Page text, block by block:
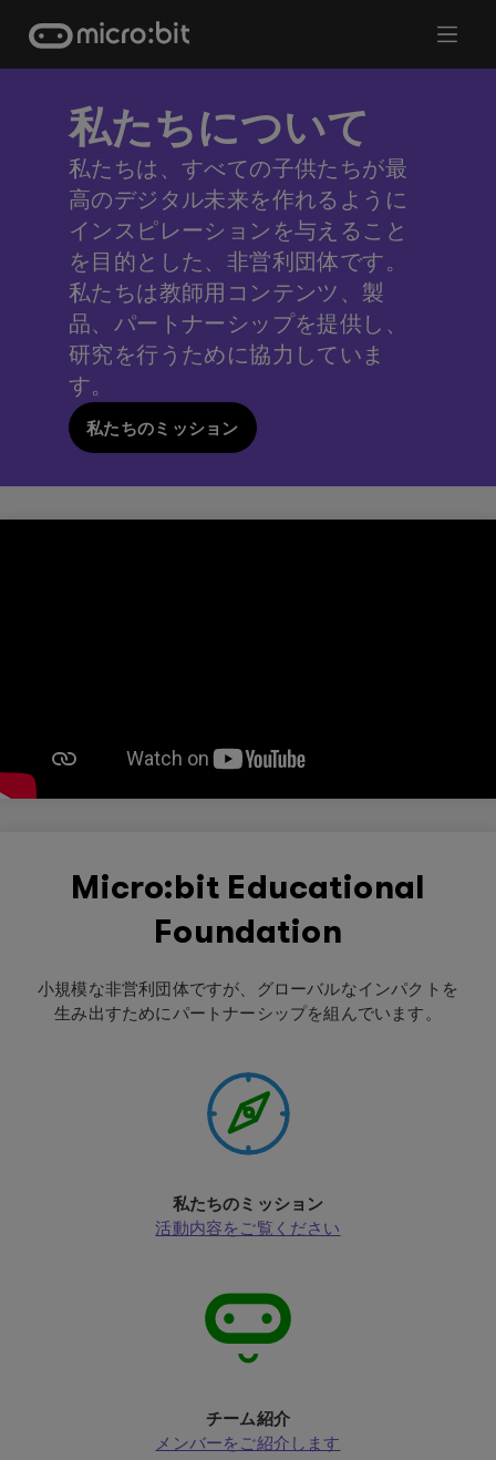
content
私たちについて
私たちは、すべての子供たちが最
高のデジタル未来を作れるように
インスピレーションを与えること
を目的とした、非営利団体です。
私たちは教師用コンテンツ、製
品、パートナーシップを提供し、
研究を行うために協力していま
す。
私たちのミッション
Micro:bit Educational
Foundation
小規模な非営利団体ですが、グローバルなインパクトを
生み出すためにパートナーシップを組んでいます。
私たちのミッション
活動内容をご覧ください
チーム紹介
メンバーをご紹介します